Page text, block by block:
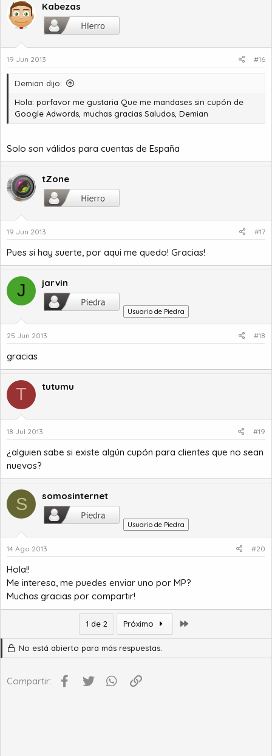
Kabezas
19 Jun 2013 #16
Demian dijo:
Hola: porfavor me gustaria Que me mandases sin cupón de
Google Adwords, muchas gracias Saludos, Demian
Solo son válidos para cuentas de España
tZone
19 Jun 2013 #17
Pues si hay suerte, por aqui me quedo! Gracias!
J jarvin
Usuario de Piedra
25 Jun 2013 #18
gracias
T tutumu
18 Jul 2013 #19
¿alguien sabe si existe algún cupón para clientes que no sean
nuevos?
S somosinternet
Usuario de Piedra
14 Ago 2013 #20
Hola!!
Me interesa, me puedes enviar uno por MP?
Muchas gracias por compartir!
1 de 2 Próximo
No está abierto para más respuestas.
Compartir: Facebook
Twitter WhatsApp